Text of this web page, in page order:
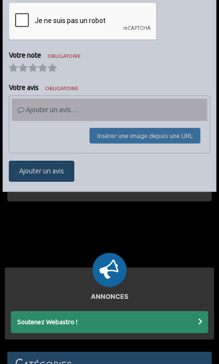
Votre note OBLIGATOIRE
Votre avis OBLIGATOIRE
Ajouter un avis…
Insérer une image depuis une URL
Ajouter un avis
ANNONCES
Soutenez Webastro !